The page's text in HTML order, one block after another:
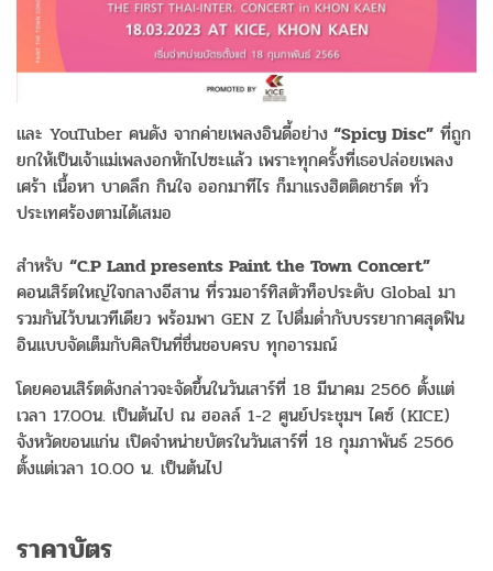
และ YouTuber คนดัง จากค่ายเพลงอินดี้อย่าง “Spicy Disc” ที่ถูก
ยกให้เป็นเจ้าแม่เพลงอกหักไปซะแล้ว เพราะทุกครั้งที่เธอปล่อยเพลง
เศร้า เนื้อหา บาดลึก กินใจ ออกมาทีไร ก็มาแรงฮิตติดชาร์ต ทั่ว
ประเทศร้องตามได้เสมอ
สำหรับ “C.P Land presents Paint the Town Concert”
คอนเสิร์ตใหญ่ใจกลางอีสาน ที่รวมอาร์ทิสตัวท็อประดับ Global มา
รวมกันไว้บนเวทีเดียว พร้อมพา GEN Z ไปดื่มด่ำกับบรรยากาศสุดฟิน
อินแบบจัดเต็มกับศิลปินที่ชื่นชอบครบ ทุกอารมณ์
โดยคอนเสิร์ตดังกล่าวจะจัดขึ้นในวันเสาร์ที่ 18 มีนาคม 2566 ตั้งแต่
เวลา 17.00น. เป็นต้นไป ณ ฮอลล์ 1-2 ศูนย์ประชุมฯ ไคซ์ (KICE)
จังหวัดขอนแก่น เปิดจำหน่ายบัตรในวันเสาร์ที่ 18 กุมภาพันธ์ 2566
ตั้งแต่เวลา 10.00 น. เป็นต้นไป
ราคาบัตร